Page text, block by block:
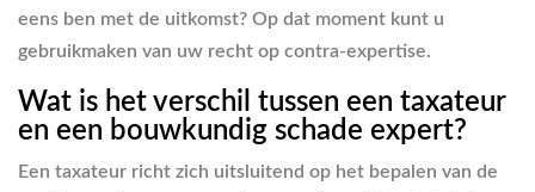
eens ben met de uitkomst? Op dat moment kunt u
gebruikmaken van uw recht op contra-expertise.
Wat is het verschil tussen een taxateur
en een bouwkundig schade expert?
Een taxateur richt zich uitsluitend op het bepalen van de